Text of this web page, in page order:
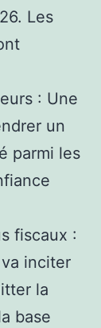
Les
: Une
un
parmi les
fiscaux :
va inciter
la
base